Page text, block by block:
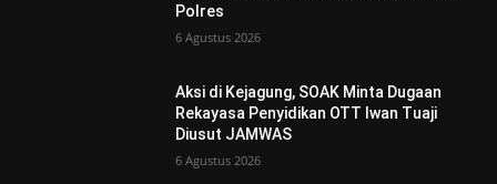
Polres
6 Agustus 2026
Aksi di Kejagung, SOAK Minta Dugaan
Rekayasa Penyidikan OTT Iwan Tuaji
Diusut JAMWAS
6 Agustus 2026